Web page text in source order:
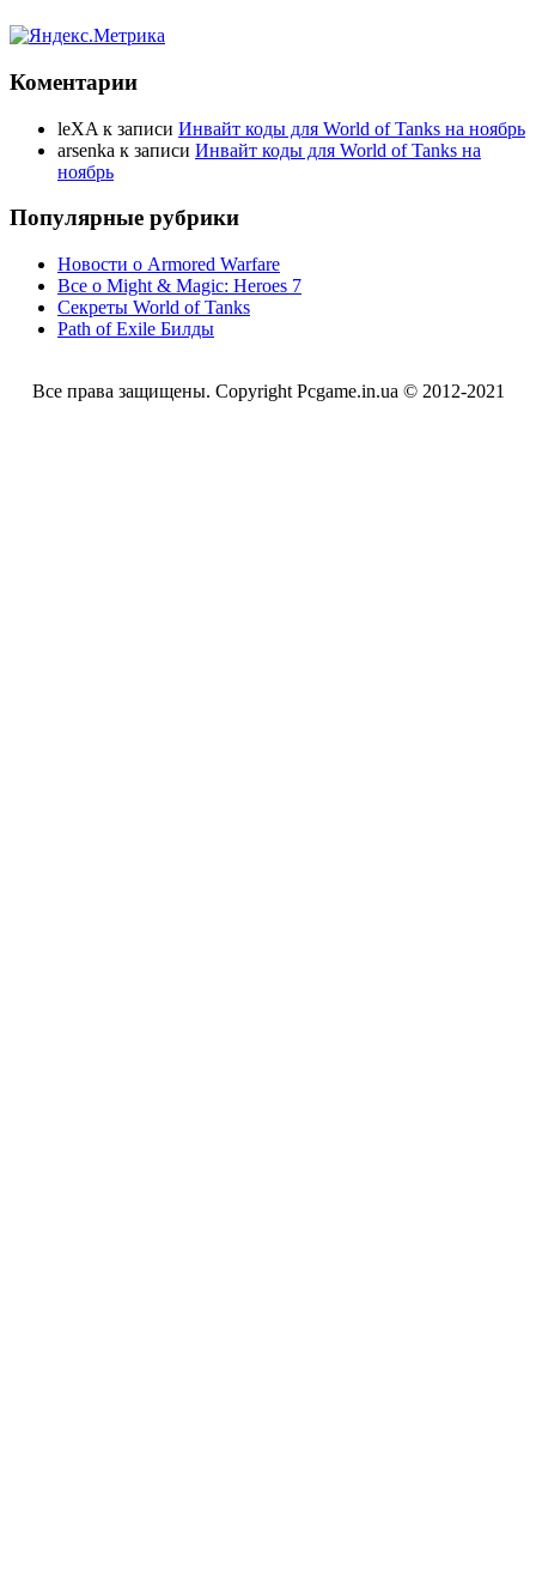
Коментарии
leXA к записи Инвайт коды для World of Tanks на ноябрь
arsenka к записи Инвайт коды для World of Tanks на
ноябрь
Популярные рубрики
Новости о Armored Warfare
Все о Might & Magic: Heroes 7
Секреты World of Tanks
Path of Exile Билды
Все права защищены. Copyright Pcgame.in.ua © 2012-2021